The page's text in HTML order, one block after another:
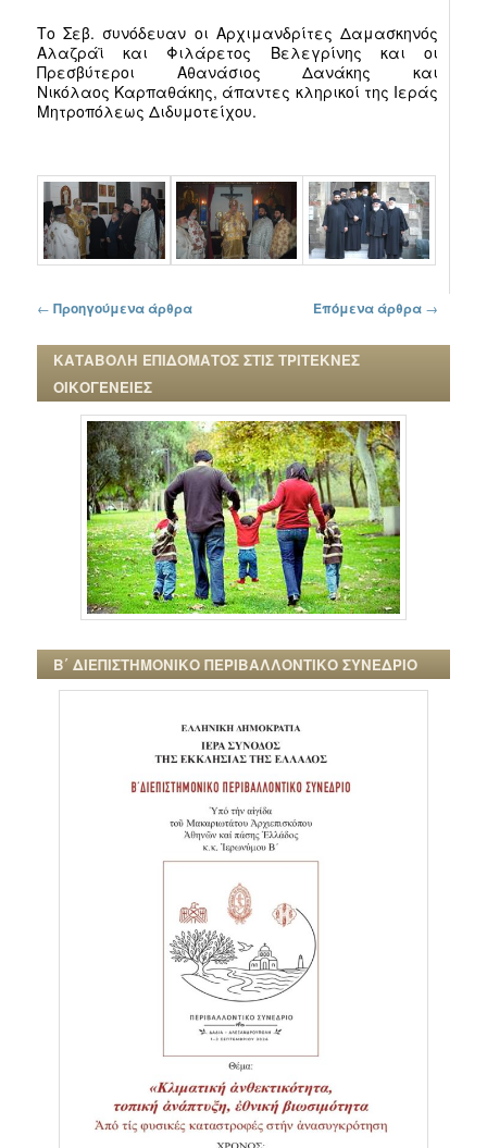
Το Σεβ. συνόδευαν οι Αρχιμανδρίτες Δαμασκηνός
Αλαζράϊ και Φιλάρετος Βελεγρίνης και οι
Πρεσβύτεροι Αθανάσιος Δανάκης και
Νικόλαος Καρπαθάκης, άπαντες κληρικοί της Ιεράς
Μητροπόλεως Διδυμοτείχου.
Πλοήγηση στα άρθρα
← Προηγούμενα άρθρα Επόμενα άρθρα →
ΚΑΤΑΒΟΛΗ ΕΠΙΔΟΜΑΤΟΣ ΣΤΙΣ ΤΡΙΤΕΚΝΕΣ
ΟΙΚΟΓΕΝΕΙΕΣ
Β΄ ΔΙΕΠΙΣΤΗΜΟΝΙΚΟ ΠΕΡΙΒΑΛΛΟΝΤΙΚΟ ΣΥΝΕΔΡΙΟ